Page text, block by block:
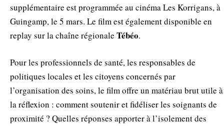
supplémentaire est programmée au cinéma Les Korrigans, à
Guingamp, le 5 mars. Le film est également disponible en
replay sur la chaîne régionale Tébéo.
Pour les professionnels de santé, les responsables de
politiques locales et les citoyens concernés par
l’organisation des soins, le film offre un matériau brut utile à
la réflexion : comment soutenir et fidéliser les soignants de
proximité ? Quelles réponses apporter à l’isolement des